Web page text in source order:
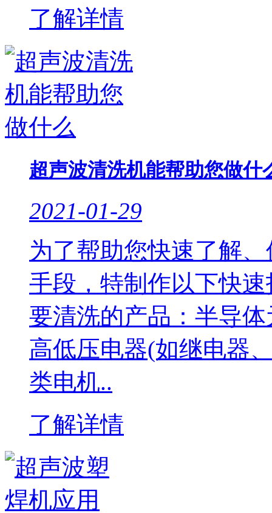
了解详情
超声波清洗机能帮助您做什
2021-01-29
为了帮助您快速了解
手段，特制作以下快
要清洗的产品：半导
高低压电器(如继电器
类电机..
了解详情